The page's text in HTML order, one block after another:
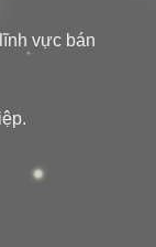
vực bán